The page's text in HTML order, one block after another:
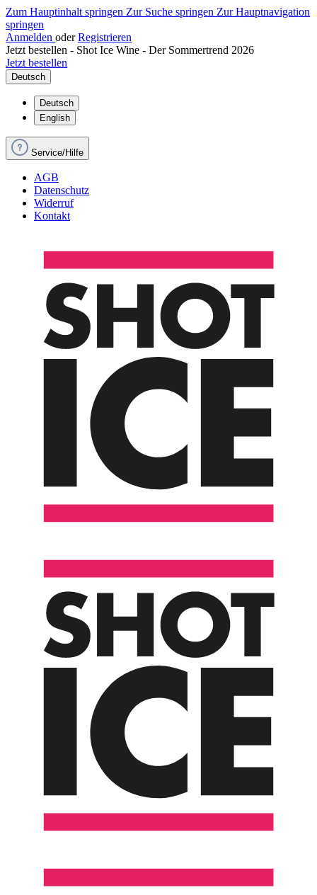
Zum Hauptinhalt springen Zur Suche springen Zur Hauptnavigation
springen
Anmelden oder Registrieren
Jetzt bestellen - Shot Ice Wine - Der Sommertrend 2026
Jetzt bestellen
Deutsch
Deutsch
English
Service/Hilfe
AGB
Datenschutz
Widerruf
Kontakt